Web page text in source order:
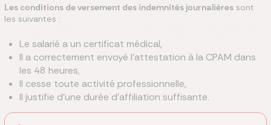
Les conditions de versement des indemnités journalières sont
les suivantes :
Le salarié a un certificat médical,
Il a correctement envoyé l’attestation à la CPAM dans
les 48 heures,
Il cesse toute activité professionnelle,
Il justifie d’une durée d’affiliation suffisante.